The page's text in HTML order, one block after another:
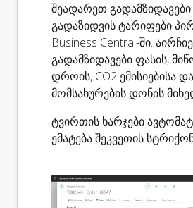
შეადარეთ
გადაზიდვის ტარიფები
Business Central-ში.
გადამზიდავები ფასის,
დროის, CO2 ემისიებისა და
მომსახურების დონის
ტვირთის ხარჯები
ემატება შეკვეთის